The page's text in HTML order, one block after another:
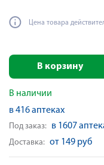
Цена товара
В корзину
В наличии
в 416 аптеках
Под заказ: в 1607
Доставка: от 149 руб